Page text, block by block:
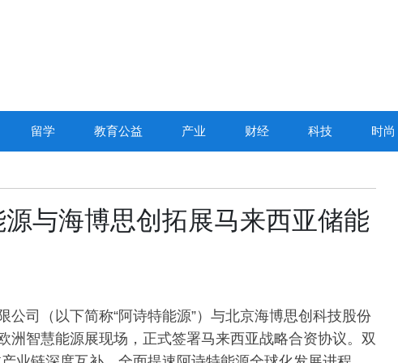
留学 教育公益 产业 财经 科技 时尚
与海博思创拓展马来西亚储能
司（以下简称“阿诗特能源”）与北京海博思创科技股份
洲智慧能源展现场，正式签署马来西亚战略合资协议。双